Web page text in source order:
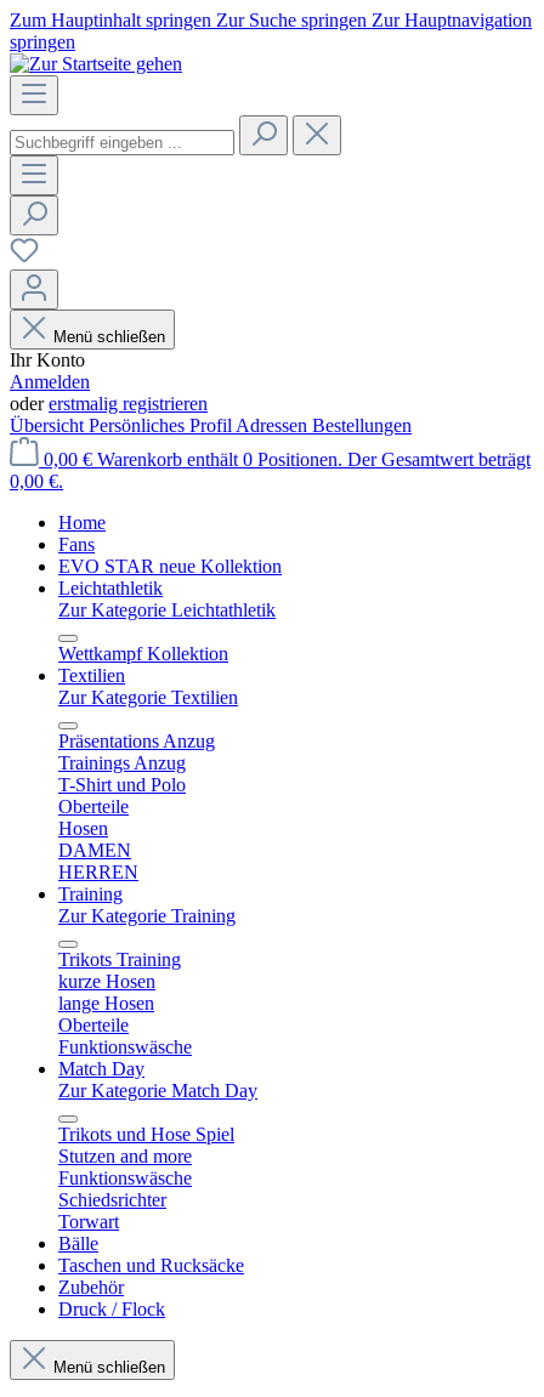
Zum Hauptinhalt springen Zur Suche springen Zur Hauptnavigation
springen
Menü schließen
Ihr Konto
Anmelden
odererstmalig registrieren
Übersicht Persönliches Profil Adressen Bestellungen
0,00 € Warenkorb enthält 0 Positionen. Der Gesamtwert beträgt
0,00 €.
Home
Fans
EVO STAR neue Kollektion
Leichtathletik
Zur Kategorie Leichtathletik
Wettkampf Kollektion
Textilien
Zur Kategorie Textilien
Präsentations Anzug
Trainings Anzug
T-Shirt und Polo
Oberteile
Hosen
DAMEN
HERREN
Training
Zur Kategorie Training
Trikots Training
kurze Hosen
lange Hosen
Oberteile
Funktionswäsche
Match Day
Zur Kategorie Match Day
Trikots und Hose Spiel
Stutzen and more
Funktionswäsche
Schiedsrichter
Torwart
Bälle
Taschen und Rucksäcke
Zubehör
Druck / Flock
Menü schließen